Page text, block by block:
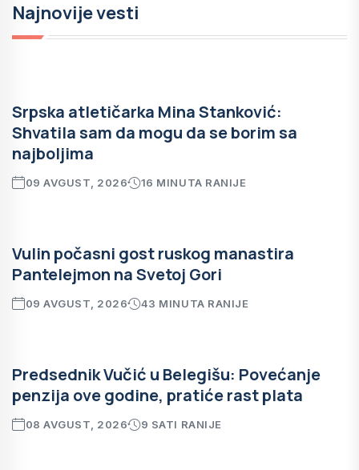
Najnovije vesti
Srpska atletičarka Mina Stanković:
Shvatila sam da mogu da se borim sa
najboljima
09 AVGUST, 2026 16 MINUTA RANIJE
Vulin počasni gost ruskog manastira
Pantelejmon na Svetoj Gori
09 AVGUST, 2026 43 MINUTA RANIJE
Predsednik Vučić u Belegišu: Povećanje
penzija ove godine, pratiće rast plata
08 AVGUST, 2026 9 SATI RANIJE